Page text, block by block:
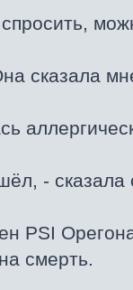
сказала
- сказала
PSI
смерть.